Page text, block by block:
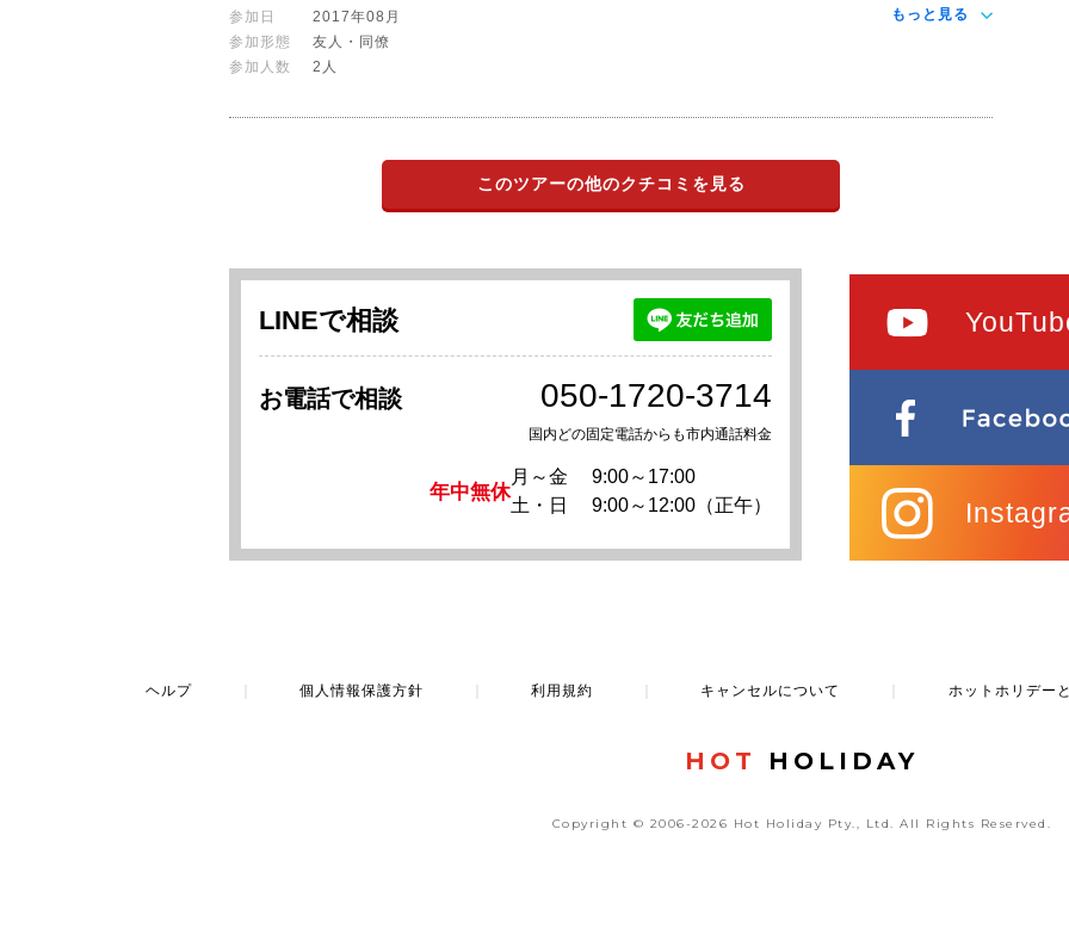
もっと見る
参加日
2017年08月
参加形態
友人・同僚
参加人数
2人
このツアーの他のクチコミを見る
LINEで相談
お電話で相談 050-1720-3714
国内どの固定電話からも市内通話料金
年中無休
月～金
9:00～17:00
土・日
9:00～12:00（正午）
ヘルプ 個人情報保護方針 利用規約 キャンセルについて ホットホリデー
HOT HOLIDAY
Copyright © 2006-2026 Hot Holiday Pty., Ltd.All Rights Reserved.